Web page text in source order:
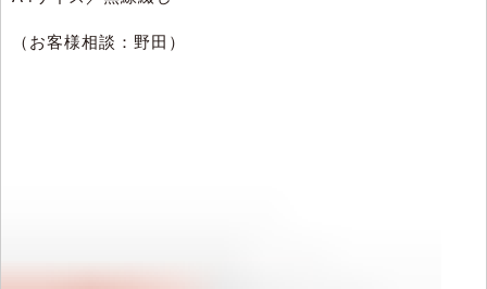
（お客様相談：野田）